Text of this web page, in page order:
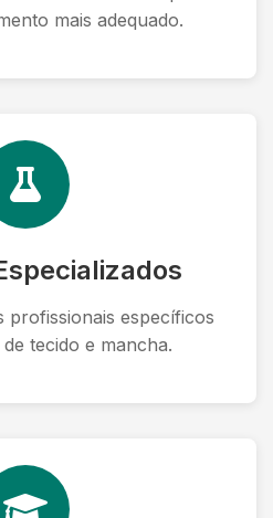
mais adequado.
profissionais específicos
tecido e mancha.